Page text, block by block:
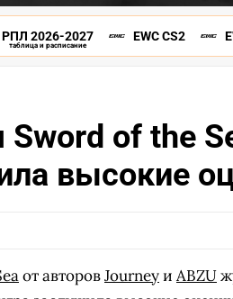
РПЛ 2026-2027
таблица и расписание
EWC CS2
of the
высокие
от авторовJourneyи ABZU